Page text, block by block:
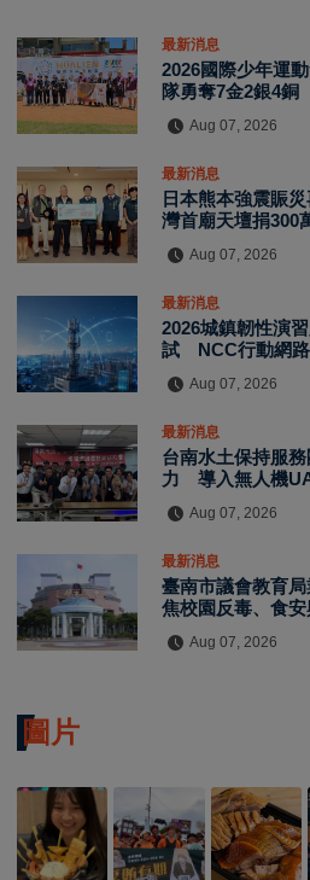
最新消息
2026國際少年運
隊勇奪7金2銀4
Aug 07, 2026
最新消息
日本熊本強震賑
灣首廟天壇捐300
Aug 07, 2026
最新消息
2026城鎮韌性演
試 NCC行動網路
Aug 07, 2026
最新消息
台南水土保持服
力 導入無人機
Aug 07, 2026
最新消息
臺南市議會教育
焦校園反毒、食
Aug 07, 2026
圖片